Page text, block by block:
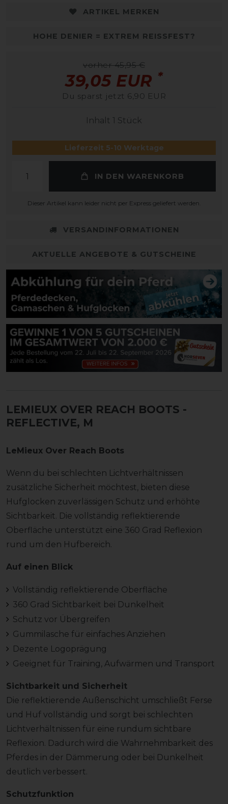
ARTIKEL MERKEN
HOHE DENIER = EXTREM REISSFEST?
vorher 45,95 €
39,05 EUR *
Du sparst jetzt 6,90 EUR
Inhalt 1 Stück
Lieferzeit 5-10 Werktage
IN DEN WARENKORB
Dieser Artikel kann leider nicht per Express geliefert werden.
VERSANDINFORMATIONEN
AKTUELLE ANGEBOTE & GUTSCHEINE
LEMIEUX OVER REACH BOOTS -
REFLECTIVE, M
LeMieux Over Reach Boots
Wenn du bei schlechten Lichtverhältnissen
zusätzliche Sicherheit möchtest, bieten diese
Hufglocken zuverlässigen Schutz und erhöhte
Sichtbarkeit. Die vollständig reflektierende
Oberfläche unterstützt eine 360 Grad Reflexion
rund um den Hufbereich.
Auf einen Blick
Vollständig reflektierende Oberfläche
360 Grad Sichtbarkeit bei Dunkelheit
Schutz vor Übergreifen
Gummilasche für einfaches Anziehen
Dezente Logoprägung
Geeignet für Training, Aufwärmen und Transport
Sichtbarkeit und Sicherheit
Die reflektierende Außenschicht umschließt Ferse
und Huf vollständig und sorgt bei schlechten
Lichtverhältnissen für eine rundum sichtbare
Reflexion. Dadurch wird die Wahrnehmbarkeit des
Pferdes in der Dämmerung oder bei Dunkelheit
deutlich verbessert.
Schutzfunktion